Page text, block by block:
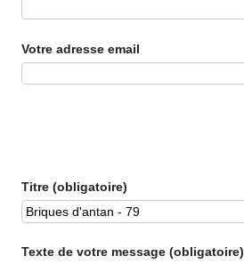
Votre adresse email
Titre (obligatoire)
Texte de votre message (obligatoire)